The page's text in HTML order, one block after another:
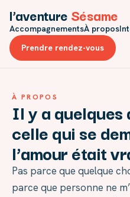
l’aventureSésame
AccompagnementsÀ propos
Prendre rendez-vous
À PROPOS
Il y a quelques
celle qui se
l’amour était
Pas parce que quelque
parce que personne ne